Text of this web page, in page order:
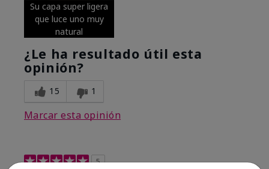
Su capa super ligera
que luce uno muy
natural
¿Le ha resultado útil esta
opinión?
15 1
Marcar esta opinión
5